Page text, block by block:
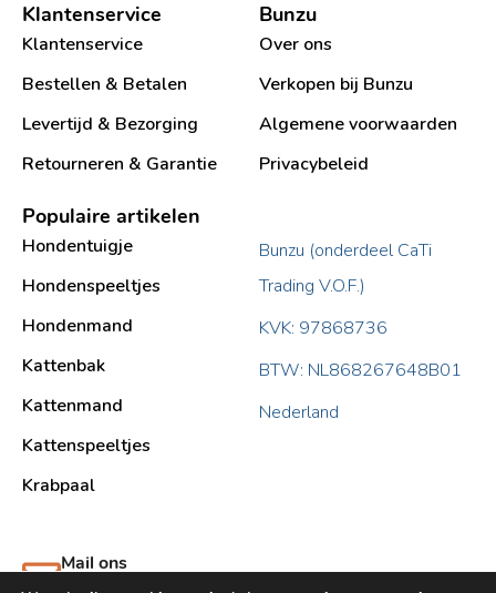
Klantenservice
Klantenservice
Bestellen & Betalen
Levertijd & Bezorging
Retourneren & Garantie
Bunzu
Over ons
Verkopen bij Bunzu
Algemene voorwaarden
Privacybeleid
Populaire artikelen
Hondentuigje
Hondenspeeltjes
Hondenmand
Kattenbak
Kattenmand
Kattenspeeltjes
Krabpaal​
Bunzu (onderdeel CaTi
Trading V.O.F.)
KVK: 97868736
BTW: NL868267648B01
Nederland
Mail ons